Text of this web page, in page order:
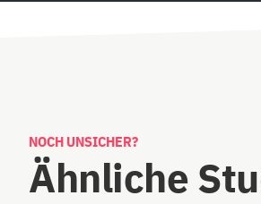
NOCH UNSICHER?
Ähnliche